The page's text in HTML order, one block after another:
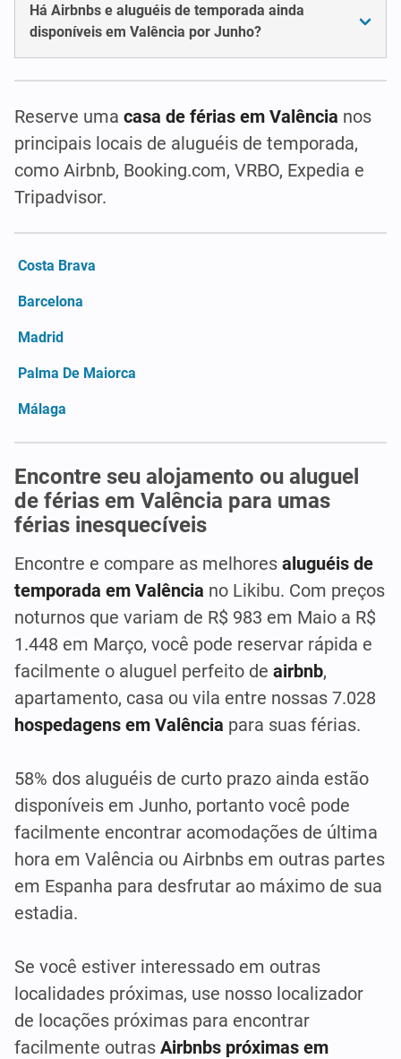
Há Airbnbs e aluguéis de temporada ainda
disponíveis em Valência por Junho?
Reserve uma casa de férias em Valência nos
principais locais de aluguéis de temporada,
como Airbnb, Booking.com, VRBO, Expedia e
Tripadvisor.
Costa Brava
Barcelona
Madrid
Palma De Maiorca
Málaga
Encontre seu alojamento ou aluguel
de férias em Valência para umas
férias inesquecíveis
Encontre e compare as melhores aluguéis de
temporada em Valência no Likibu. Com preços
noturnos que variam de R$ 983 em Maio a R$
1.448 em Março, você pode reservar rápida e
facilmente o aluguel perfeito de airbnb,
apartamento, casa ou vila entre nossas 7.028
hospedagens em Valência para suas férias.
58% dos aluguéis de curto prazo ainda estão
disponíveis em Junho, portanto você pode
facilmente encontrar acomodações de última
hora em Valência ou Airbnbs em outras partes
em Espanha para desfrutar ao máximo de sua
estadia.
Se você estiver interessado em outras
localidades próximas, use nosso localizador
de locações próximas para encontrar
facilmente outras Airbnbs próximas em